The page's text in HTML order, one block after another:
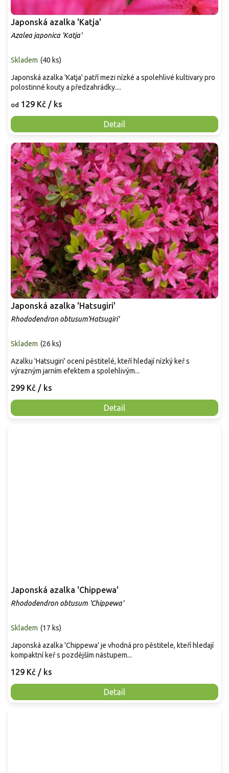
Japonská azalka 'Katja'
Azalea japonica 'Katja'
Skladem (40 ks)
od 129 Kč / ks
Detail
Japonská azalka 'Katja' patří mezi nízké a spolehlivé kultivary pro
polostinné kouty a předzahrádky....
Japonská azalka 'Hatsugiri'
Rhododendron obtusum'Hatsugiri'
Skladem (26 ks)
299 Kč / ks
Detail
Azalku 'Hatsugiri' ocení pěstitelé, kteří hledají nízký keř s
výrazným jarním efektem a spolehlivým...
Japonská azalka 'Chippewa'
Rhododendron obtusum 'Chippewa'
Skladem (17 ks)
129 Kč / ks
Detail
Japonská azalka 'Chippewa' je vhodná pro pěstitele, kteří hledají
kompaktní keř s pozdějším nástupem...